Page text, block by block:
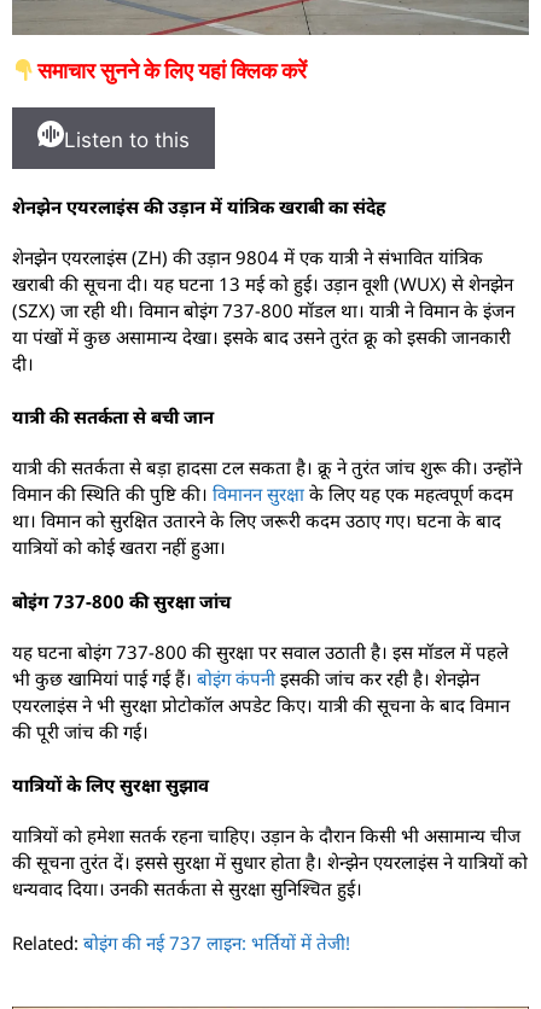
समाचार सुनने के लिए यहां क्लिक करें
Listen to this
शेनझेन एयरलाइंस की उड़ान में यांत्रिक खराबी का संदेह
शेनझेन एयरलाइंस (ZH) की उड़ान 9804 में एक यात्री ने संभावित यांत्रिक
खराबी की सूचना दी। यह घटना 13 मई को हुई। उड़ान वूशी (WUX) से शेनझेन
(SZX) जा रही थी। विमान बोइंग 737-800 मॉडल था। यात्री ने विमान के इंजन
या पंखों में कुछ असामान्य देखा। इसके बाद उसने तुरंत क्रू को इसकी जानकारी
दी।
यात्री की सतर्कता से बची जान
यात्री की सतर्कता से बड़ा हादसा टल सकता है। क्रू ने तुरंत जांच शुरू की। उन्होंने
विमान की स्थिति की पुष्टि की। विमानन सुरक्षा के लिए यह एक महत्वपूर्ण कदम
था। विमान को सुरक्षित उतारने के लिए जरूरी कदम उठाए गए। घटना के बाद
यात्रियों को कोई खतरा नहीं हुआ।
बोइंग 737-800 की सुरक्षा जांच
यह घटना बोइंग 737-800 की सुरक्षा पर सवाल उठाती है। इस मॉडल में पहले
भी कुछ खामियां पाई गई हैं। बोइंग कंपनी इसकी जांच कर रही है। शेनझेन
एयरलाइंस ने भी सुरक्षा प्रोटोकॉल अपडेट किए। यात्री की सूचना के बाद विमान
की पूरी जांच की गई।
यात्रियों के लिए सुरक्षा सुझाव
यात्रियों को हमेशा सतर्क रहना चाहिए। उड़ान के दौरान किसी भी असामान्य चीज
की सूचना तुरंत दें। इससे सुरक्षा में सुधार होता है। शेन्झेन एयरलाइंस ने यात्रियों को
धन्यवाद दिया। उनकी सतर्कता से सुरक्षा सुनिश्चित हुई।
Related: बोइंग की नई 737 लाइन: भर्तियों में तेजी!